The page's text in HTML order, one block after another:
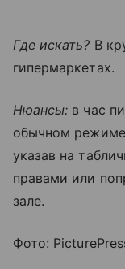
Где искать? В
гипермаркетах.
Нюансы: в час
обычном
указав на
правами или
зале.
Фото: